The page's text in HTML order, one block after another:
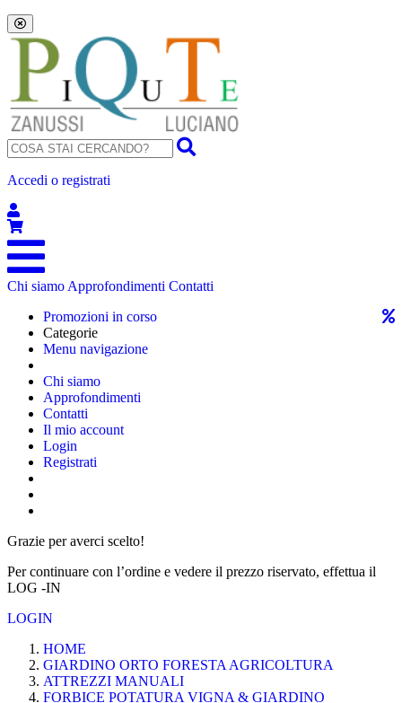
Accedi o registrati
Chi siamo Approfondimenti Contatti
Promozioni in corso
Categorie
Menu navigazione
Chi siamo
Approfondimenti
Contatti
Il mio account
Login
Registrati
Grazie per averci scelto!
Per continuare con l’ordine e vedere il prezzo riservato, effettua il
LOG -IN
LOGIN
HOME
GIARDINO ORTO FORESTA AGRICOLTURA
ATTREZZI MANUALI
FORBICE POTATURA VIGNA & GIARDINO